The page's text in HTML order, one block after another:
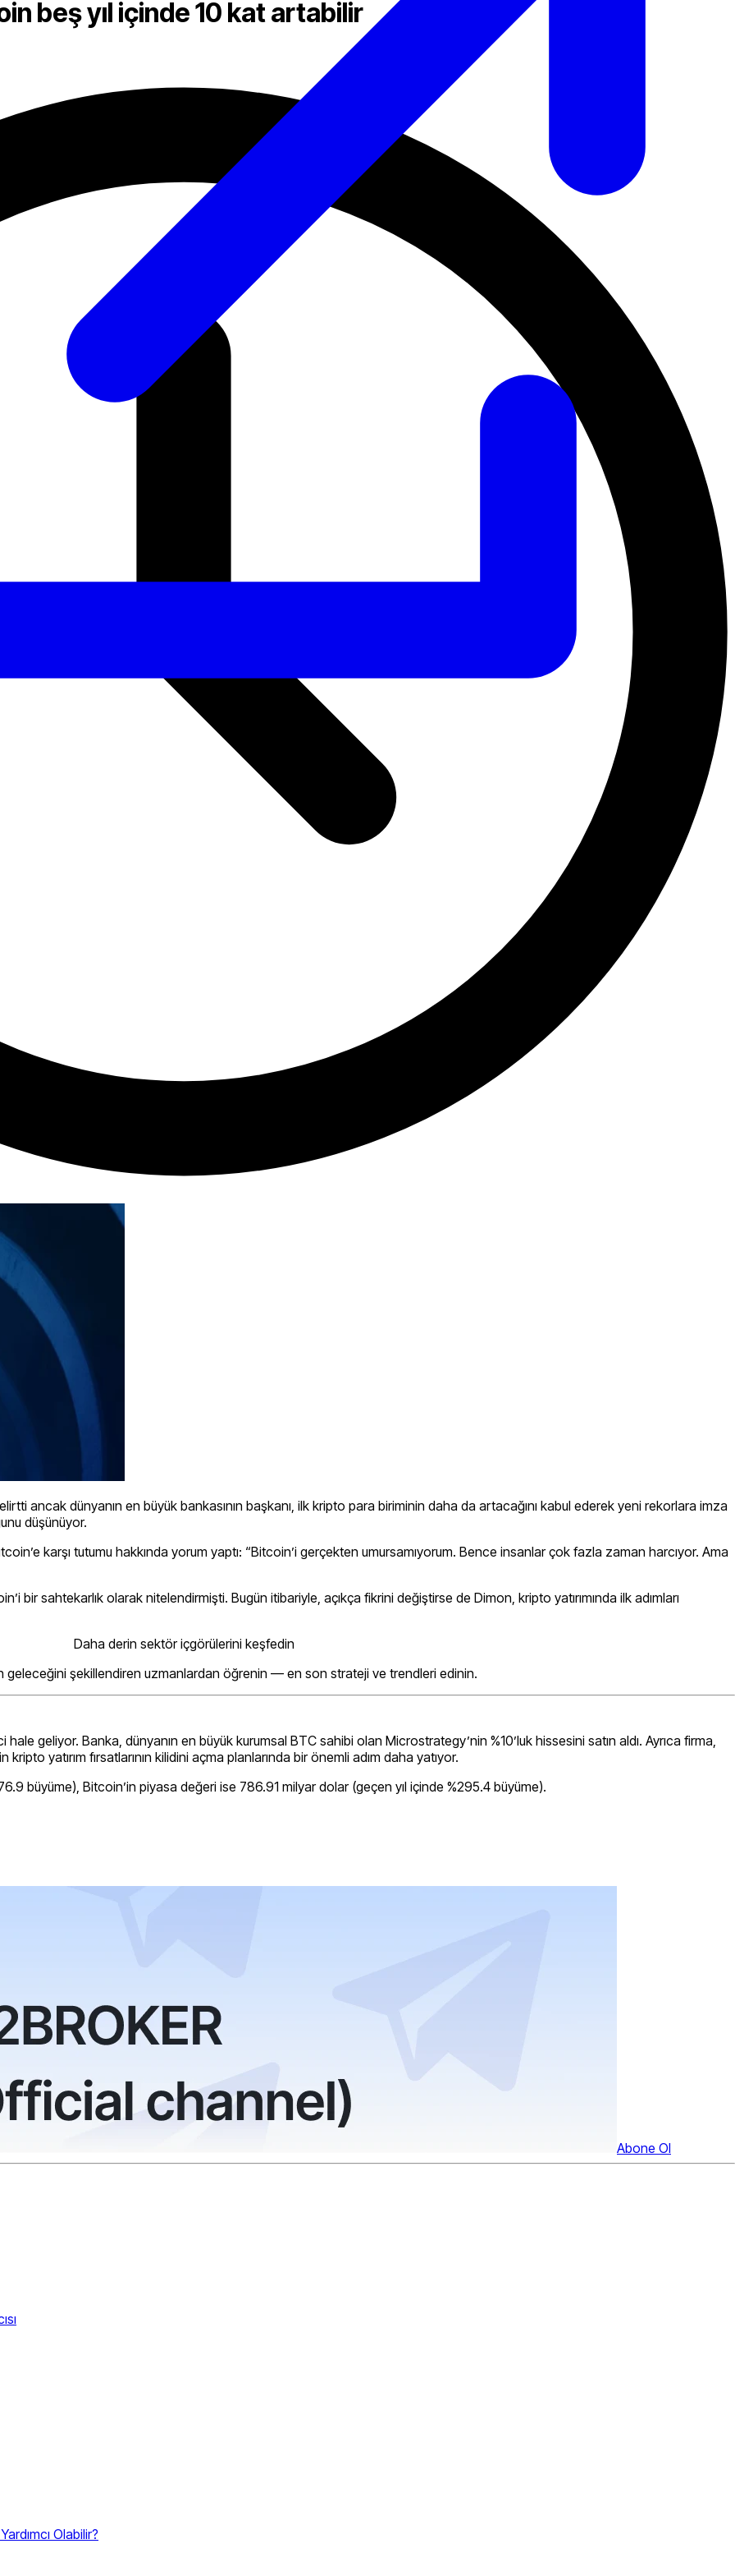
beş yıl içinde 10 kat artabilir
ancak dünyanın en büyük bankasının başkanı, ilk kripto para biriminin daha da artacağını kabul ederek yeni rekorlara imza
düşünüyor.
karşı tutumu hakkında yorum yaptı: “Bitcoin’i gerçekten umursamıyorum. Bence insanlar çok fazla zaman harcıyor. Ama
bir sahtekarlık olarak nitelendirmişti. Bugün itibariyle, açıkça fikrini değiştirse de Dimon, kripto yatırımında ilk adımları
Daha derin sektör içgörülerini keşfedin
geleceğini şekillendiren uzmanlardan öğrenin — en son strateji ve trendleri edinin.
geliyor. Banka, dünyanın en büyük kurumsal BTC sahibi olan Microstrategy’nin %10’luk hissesini satın aldı. Ayrıca firma,
yatırım fırsatlarının kilidini açma planlarında bir önemli adım daha yatıyor.
büyüme), Bitcoin’in piyasa değeri ise 786.91 milyar dolar (geçen yıl içinde %295.4 büyüme).
Abone Ol
Olabilir?